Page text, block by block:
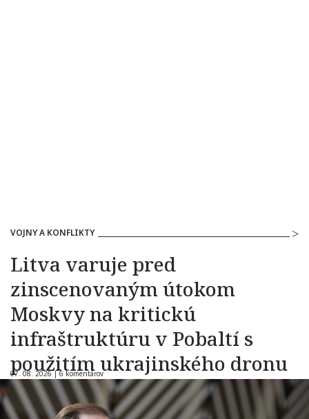
VOJNY A KONFLIKTY
Litva varuje pred
zinscenovaným útokom
Moskvy na kritickú
infraštruktúru v Pobaltí s
použitím ukrajinského dronu
07. 08. 2026 |6 komentárov